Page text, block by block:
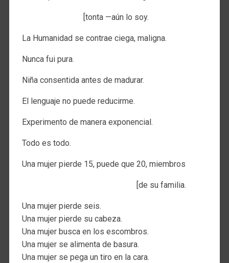
[tonta —aún lo soy.
La Humanidad se contrae ciega, maligna.
Nunca fui pura.
Niña consentida antes de madurar.
El lenguaje no puede reducirme.
Experimento de manera exponencial.
Todo es todo.
Una mujer pierde 15, puede que 20, miembros
[de su familia.
Una mujer pierde seis.
Una mujer pierde su cabeza.
Una mujer busca en los escombros.
Una mujer se alimenta de basura.
Una mujer se pega un tiro en la cara.